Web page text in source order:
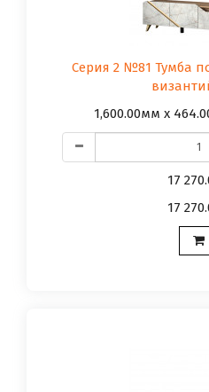
Серия 2 №81 Тумба
1,600.00мм x
17
17